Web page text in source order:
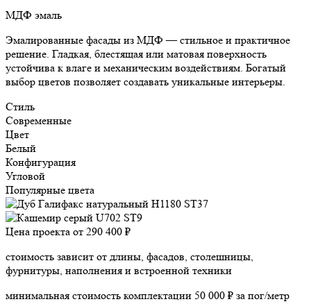
МДФ эмаль
Эмалированные фасады из МДФ — стильное и практичное
решение. Гладкая, блестящая или матовая поверхность
устойчива к влаге и механическим воздействиям. Богатый
выбор цветов позволяет создавать уникальные интерьеры.
Стиль
Современные
Цвет
Белый
Конфигурация
Угловой
Популярные цвета
Цена проекта от 290 400 ₽
стоимость зависит от длины, фасадов, столешницы,
фурнитуры, наполнения и встроенной техники
минимальная стоимость комплектации 50 000 ₽ за пог/метр